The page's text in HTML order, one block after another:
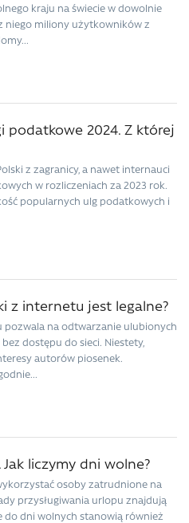
kraju na świecie w dowolnie
niego miliony użytkowników z
podatkowe 2024. Z której
z zagranicy, a nawet internauci
w rozliczeniach za 2023 rok.
popularnych ulg podatkowych i
z internetu jest legalne?
na odtwarzanie ulubionych
dostępu do sieci. Niestety,
autorów piosenek.
liczymy dni wolne?
osoby zatrudnione na
przysługiwania urlopu znajdują
do dni wolnych stanowią również